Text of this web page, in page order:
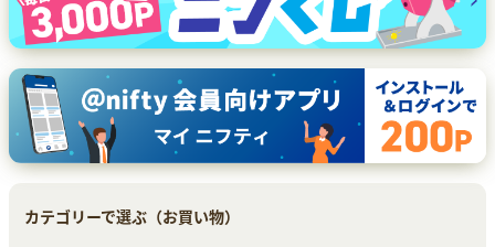
カテゴリーで選ぶ（お買い物）